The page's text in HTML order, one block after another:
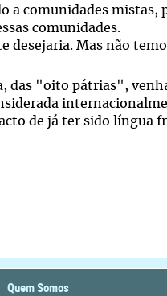
a comunidades mistas,
comunidades.
desejaria. Mas não
das "oito pátrias",
de já ter sido língua
Quem Somos